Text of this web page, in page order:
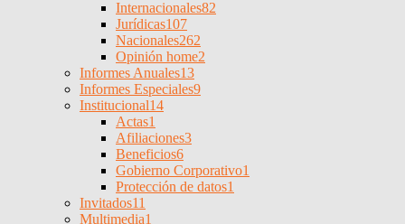
Internacionales82
Jurídicas107
Nacionales262
Opinión home2
Informes Anuales13
Informes Especiales9
Institucional14
Actas1
Afiliaciones3
Beneficios6
Gobierno Corporativo1
Protección de datos1
Invitados11
Multimedia1